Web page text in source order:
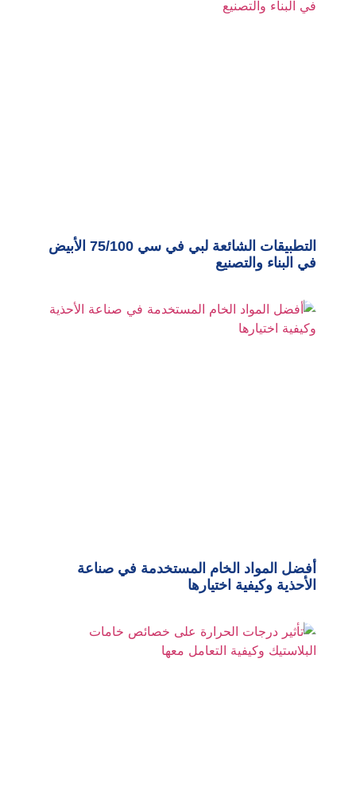
التطبيقات الشائعة لبي في سي 75/100 الأبيض
في البناء والتصنيع
أفضل المواد الخام المستخدمة في صناعة
الأحذية وكيفية اختيارها